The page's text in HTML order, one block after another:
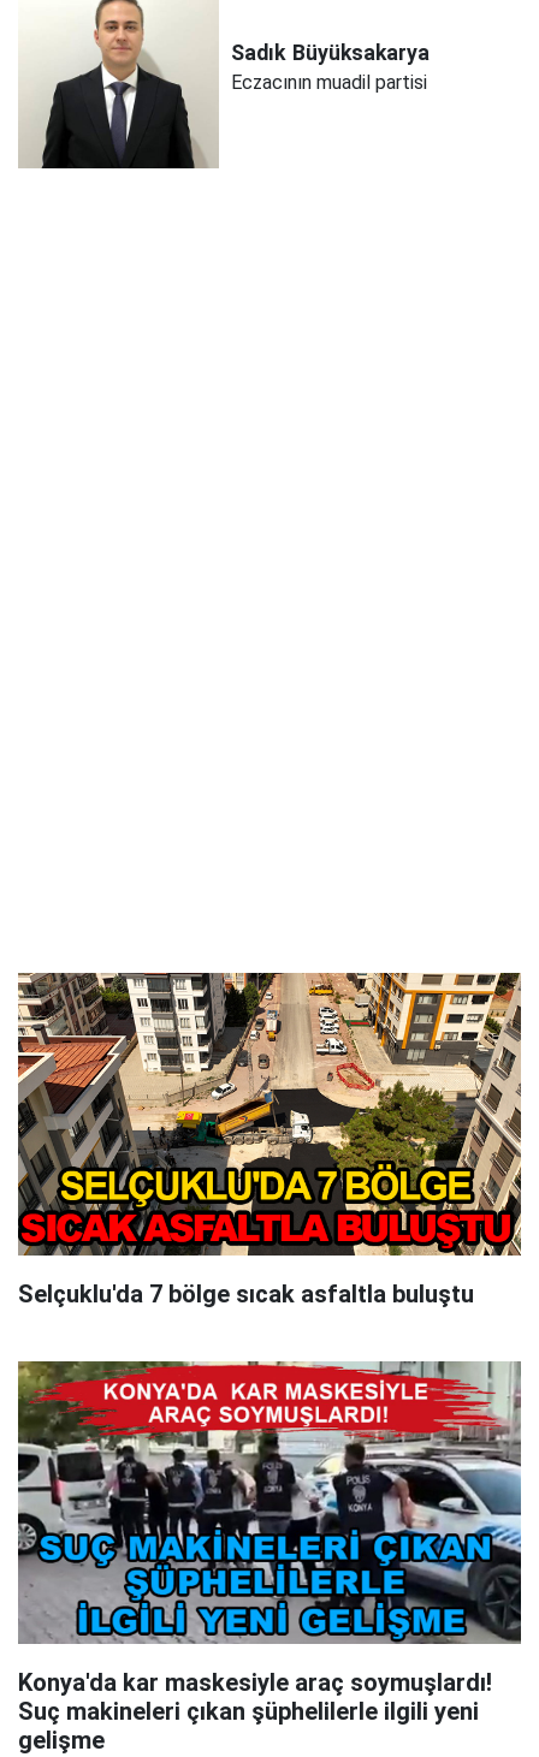
Sadık Büyüksakarya
Eczacının muadil partisi
Selçuklu'da 7 bölge sıcak asfaltla buluştu
Konya'da kar maskesiyle araç soymuşlardı!
Suç makineleri çıkan şüphelilerle ilgili yeni
gelişme